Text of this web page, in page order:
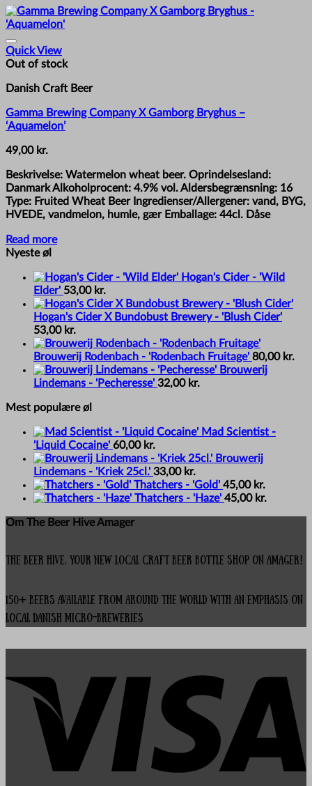
Quick View
Out of stock
Danish Craft Beer
Gamma Brewing Company X Gamborg Bryghus –
‘Aquamelon’
49,00 kr.
Beskrivelse: Watermelon wheat beer. Oprindelsesland:
Danmark Alkoholprocent: 4.9% vol. Aldersbegrænsning: 16
Type: Fruited Wheat Beer Ingredienser/Allergener: vand, BYG,
HVEDE, vandmelon, humle, gær Emballage: 44cl. Dåse
Read more
Nyeste øl
Hogan's Cider - 'Wild
Elder' 53,00 kr.
Hogan's Cider X Bundobust Brewery - 'Blush Cider'
53,00 kr.
Brouwerij Rodenbach - 'Rodenbach Fruitage' 80,00 kr.
Brouwerij
Lindemans - 'Pecheresse' 32,00 kr.
Mest populære øl
Mad Scientist -
'Liquid Cocaine' 60,00 kr.
Brouwerij
Lindemans - 'Kriek 25cl.' 33,00 kr.
Thatchers - 'Gold' 45,00 kr.
Thatchers - 'Haze' 45,00 kr.
Om The Beer Hive Amager
The Beer Hive, your new local Craft Beer Bottle Shop on Amager!
150+ beers available from around the world with an emphasis on
local Danish micro-breweries